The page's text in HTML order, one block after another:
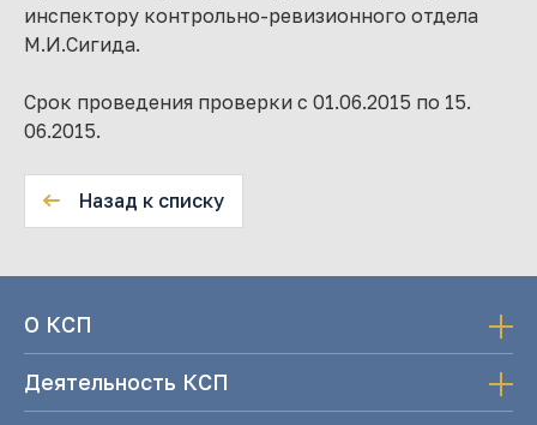
инспектору контрольно-ревизионного отдела
М.И.Сигида.
Срок проведения проверки с 01.06.2015 по 15.
06.2015.
Назад к списку
О КСП
Деятельность КСП